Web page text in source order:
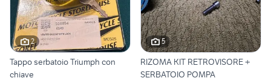
2
Tappo serbatoio Triumph con
chiave
5
RIZOMA KIT RETROVISORE +
SERBATOIO POMPA